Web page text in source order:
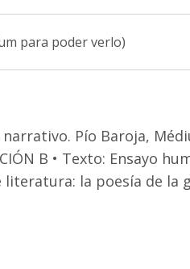
para poder verlo)
narrativo. Pío Baroja,
B • Texto: Ensayo
literatura: la poesía de la